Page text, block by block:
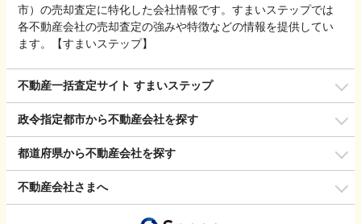
市）の売却査定に特化した会社情報です。すまいステップでは
各不動産会社の売却査定の強みや特徴などの情報を提供してい
ます。【すまいステップ】
不動産一括査定サイト すまいステップ
政令指定都市から不動産会社を探す
都道府県から不動産会社を探す
不動産会社さまへ